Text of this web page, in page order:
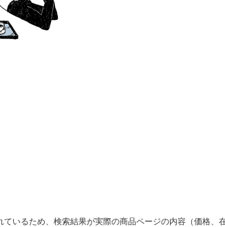
いるため、検索結果が実際の商品ページの内容（価格、